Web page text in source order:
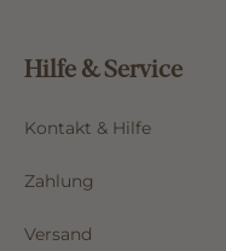
Hilfe & Service
Kontakt & Hilfe
Zahlung
Versand